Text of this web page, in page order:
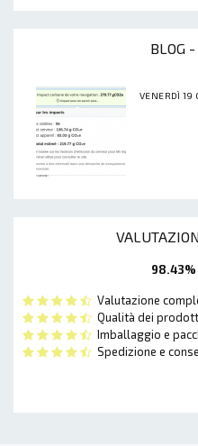
BLOG
VENERDÌ 19
98.43%
Valutazione
Qualità dei
Imballaggio e
Spedizione e